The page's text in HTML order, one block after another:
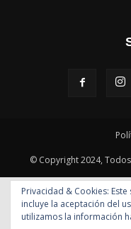
© Copyright 2024,
Privacidad & Cookies:
incluye la aceptación del
utilizamos la información